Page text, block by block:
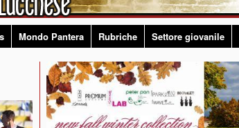
Mondo Pantera Rubriche Settore giovanile